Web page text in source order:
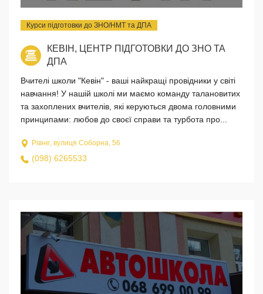
Курси підготовки до ЗНО/НМТ та ДПА
КЕВІН, ЦЕНТР ПІДГОТОВКИ ДО ЗНО ТА
ДПА
Вчителі школи "Кевін" - ваші найкращі провідники у світі
навчання! У нашій школі ми маємо команду талановитих
та захоплених вчителів, які керуються двома головними
принципами: любов до своєї справи та турбота про...
Рівне, вулиця Соборна, 56
(098) 6265533